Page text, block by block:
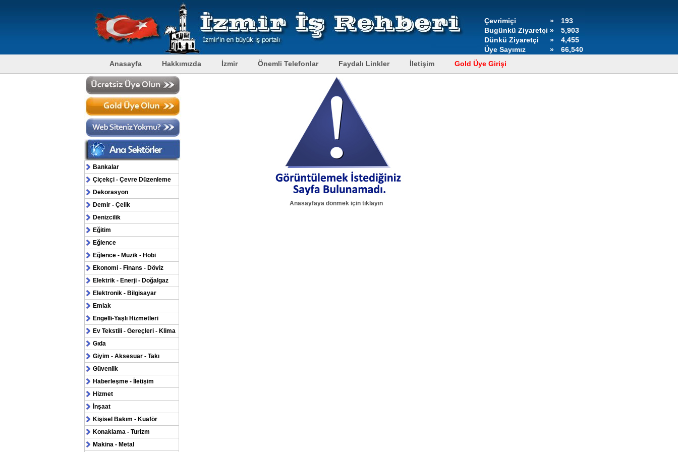
Çevrimiçi »
193
Bugünkü Ziyaretçi »
5,903
Dünkü Ziyaretçi
»
4,455
Üye Sayımız
»
66,540
Anasayfa
Hakkımızda İzmir Önemli Telefonlar Faydalı Linkler İletişim Gold Üye Girişi
Bankalar
Çiçekçi - Çevre Düzenleme
Dekorasyon
Demir - Çelik
Denizcilik
Eğitim
Eğlence
Eğlence - Müzik - Hobi
Ekonomi - Finans - Döviz
Elektrik - Enerji - Doğalgaz
Elektronik - Bilgisayar
Emlak
Engelli-Yaşlı Hizmetleri
Ev Tekstili - Gereçleri - Klima
Gıda
Giyim - Aksesuar - Takı
Güvenlik
Haberleşme - İletişim
Hizmet
İnşaat
Kişisel Bakım - Kuaför
Konaklama - Turizm
Makina - Metal
Anasayfaya dönmek için tıklayın